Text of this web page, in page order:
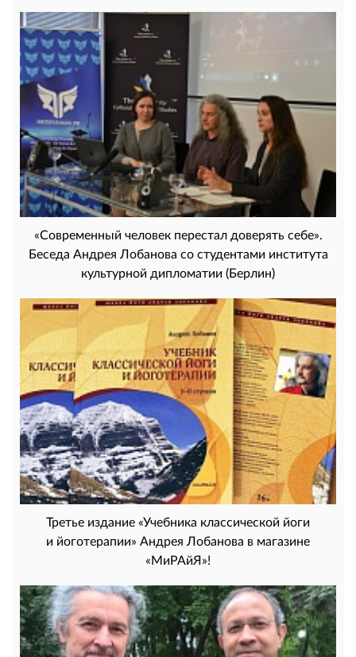
«Современный человек перестал доверять себе».
Беседа Андрея Лобанова со студентами института
культурной дипломатии (Берлин)
Третье издание «Учебника классической йоги
и йоготерапии» Андрея Лобанова в магазине
«МиРАйЯ»!